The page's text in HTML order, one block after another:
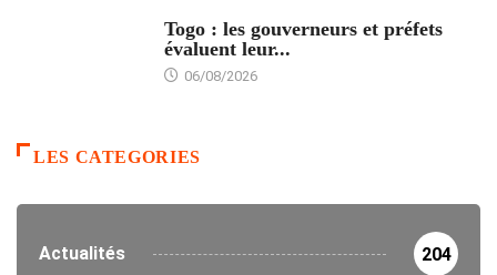
Togo : les gouverneurs et préfets
évaluent leur...
06/08/2026
LES CATEGORIES
Actualités 204